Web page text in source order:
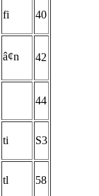
fi 40
â¢n 42
44
ti S3
tl 58